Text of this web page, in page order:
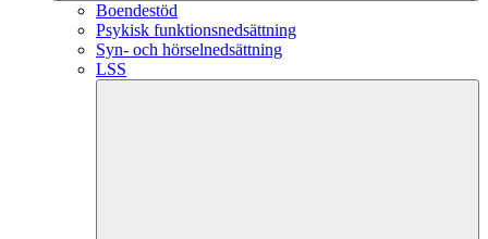
Boendestöd
Psykisk funktionsnedsättning
Syn- och hörselnedsättning
LSS